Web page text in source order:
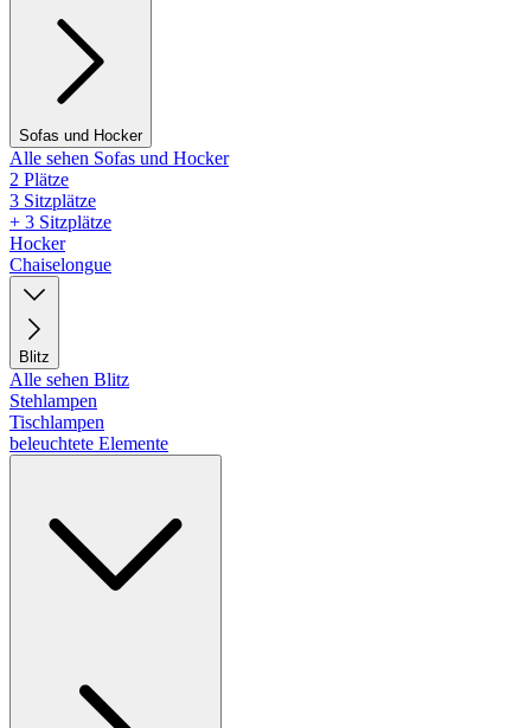
Sofas und Hocker
Alle sehen Sofas und Hocker
2 Plätze
3 Sitzplätze
+ 3 Sitzplätze
Hocker
Chaiselongue
Blitz
Alle sehen Blitz
Stehlampen
Tischlampen
beleuchtete Elemente